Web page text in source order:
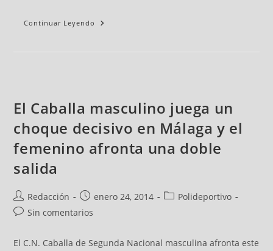
Continuar Leyendo
El Caballa masculino juega un
choque decisivo en Málaga y el
femenino afronta una doble
salida
Redacción enero 24, 2014
Polideportivo
Sin comentarios
El C.N. Caballa de Segunda Nacional masculina afronta este